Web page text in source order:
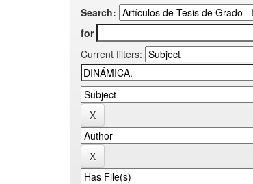
Search:
for
Current filters: